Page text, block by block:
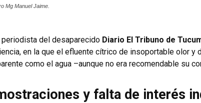
Mg Manuel Jaime.
periodista del desaparecido Diario El Tribuno de
en la que el efluente cítrico de insoportable olor y
como el agua –aunque no era recomendable su
y falta de interés